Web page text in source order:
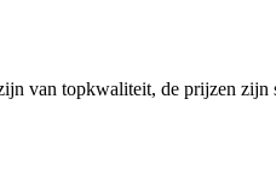
van topkwaliteit, de prijzen zijn